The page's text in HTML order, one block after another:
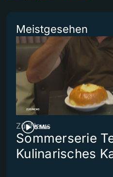
Meistgesehen
5 Min
ZüriNews
Sommerserie
Kulinarisches